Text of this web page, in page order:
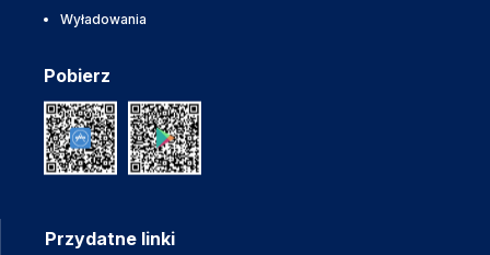
Wyładowania
Pobierz
Przydatne linki